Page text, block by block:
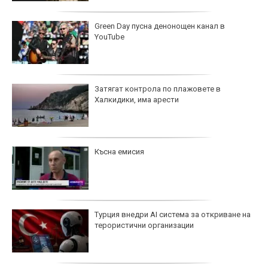
Green Day пусна денонощен канал в
YouTube
Затягат контрола по плажовете в
Халкидики, има арести
Късна емисия
Турция внедри AI система за откриване на
терористични организации